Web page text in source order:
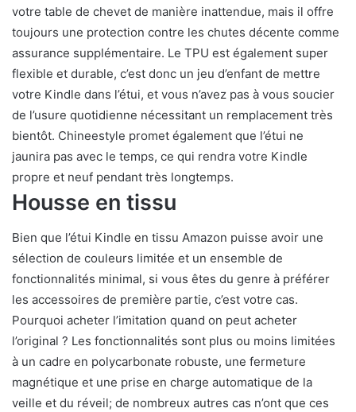
votre table de chevet de manière inattendue, mais il offre
toujours une protection contre les chutes décente comme
assurance supplémentaire. Le TPU est également super
flexible et durable, c’est donc un jeu d’enfant de mettre
votre Kindle dans l’étui, et vous n’avez pas à vous soucier
de l’usure quotidienne nécessitant un remplacement très
bientôt. Chineestyle promet également que l’étui ne
jaunira pas avec le temps, ce qui rendra votre Kindle
propre et neuf pendant très longtemps.
Housse en tissu
Bien que l’étui Kindle en tissu Amazon puisse avoir une
sélection de couleurs limitée et un ensemble de
fonctionnalités minimal, si vous êtes du genre à préférer
les accessoires de première partie, c’est votre cas.
Pourquoi acheter l’imitation quand on peut acheter
l’original ? Les fonctionnalités sont plus ou moins limitées
à un cadre en polycarbonate robuste, une fermeture
magnétique et une prise en charge automatique de la
veille et du réveil; de nombreux autres cas n’ont que ces